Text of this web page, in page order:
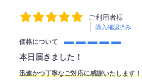
ご利用者様
購入確認済み
価格について
本日届きました！
迅速かつ丁寧なご対応に感謝いたします！